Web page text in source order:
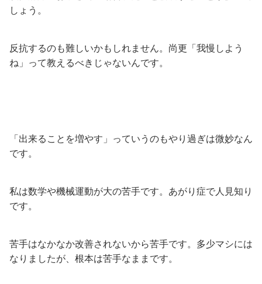
しょう。
反抗するのも難しいかもしれません。尚更「我慢しよう
ね」って教えるべきじゃないんです。
「出来ることを増やす」っていうのもやり過ぎは微妙なん
です。
私は数学や機械運動が大の苦手です。あがり症で人見知り
です。
苦手はなかなか改善されないから苦手です。多少マシには
なりましたが、根本は苦手なままです。